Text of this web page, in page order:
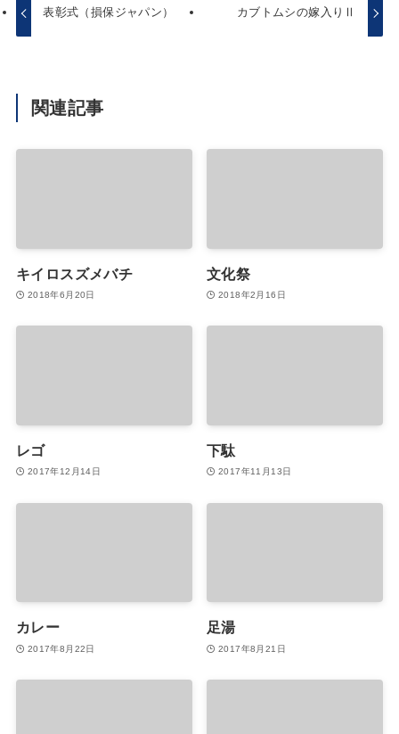
表彰式（損保ジャパン） カブトムシの嫁入りⅡ
関連記事
キイロスズメバチ
2018年6月20日
文化祭
2018年2月16日
レゴ
2017年12月14日
下駄
2017年11月13日
カレー
2017年8月22日
足湯
2017年8月21日